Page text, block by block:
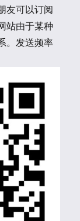
友可以订阅
站由于某种
。发送频率